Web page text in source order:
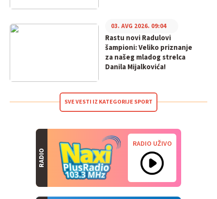
Rastu novi Radulovi
šampioni: Veliko priznanje
za našeg mladog strelca
Danila Mijalkovića!
03. AVG 2026. 09:04
SVE VESTI IZ KATEGORIJE SPORT
RADIO
RADIO UŽIVO